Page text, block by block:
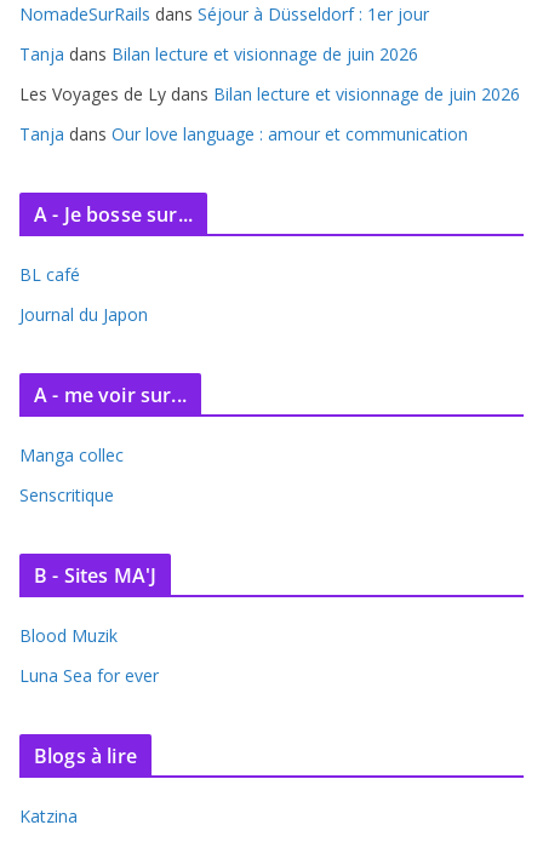
e
s
NomadeSurRails dans Séjour à Düsseldorf : 1er jour
Tanja dans Bilan lecture et visionnage de juin 2026
Les Voyages de Ly dans Bilan lecture et visionnage de juin 2026
Tanja dans Our love language : amour et communication
A - Je bosse sur...
BL café
Journal du Japon
A - me voir sur...
Manga collec
Senscritique
B - Sites MA'J
Blood Muzik
Luna Sea for ever
Blogs à lire
Katzina